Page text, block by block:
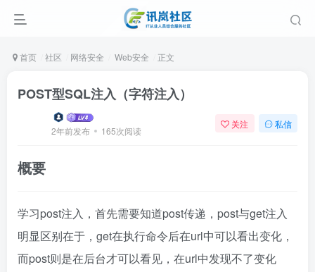
首页 社区 网络安全 Web安全 正文
POST型SQL注入（字符注入）
2年前发布 165次阅读
关注 私信
概要
学习post注入，首先需要知道post传递，post与get注入
明显区别在于，get在执行命令后在url中可以看出变化，
而post则是在后台才可以看见，在url中发现不了变化